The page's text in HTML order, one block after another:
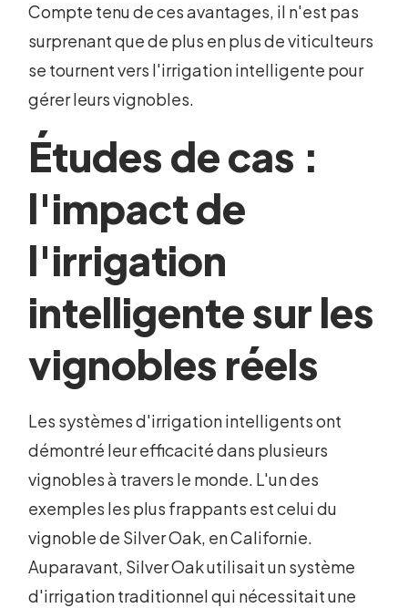
Compte tenu de ces avantages, il n'est pas
surprenant que de plus en plus de viticulteurs
se tournent vers l'irrigation intelligente pour
gérer leurs vignobles.
Études de cas :
l'impact de
l'irrigation
intelligente sur les
vignobles réels
Les systèmes d'irrigation intelligents ont
démontré leur efficacité dans plusieurs
vignobles à travers le monde. L'un des
exemples les plus frappants est celui du
vignoble de Silver Oak, en Californie.
Auparavant, Silver Oak utilisait un système
d'irrigation traditionnel qui nécessitait une